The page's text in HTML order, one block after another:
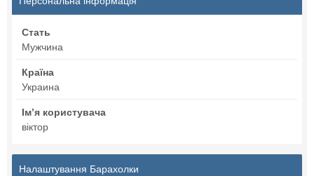
Стать
Мужчина
Країна
Украина
Імʼя користувача
віктор
Налаштування Барахолки